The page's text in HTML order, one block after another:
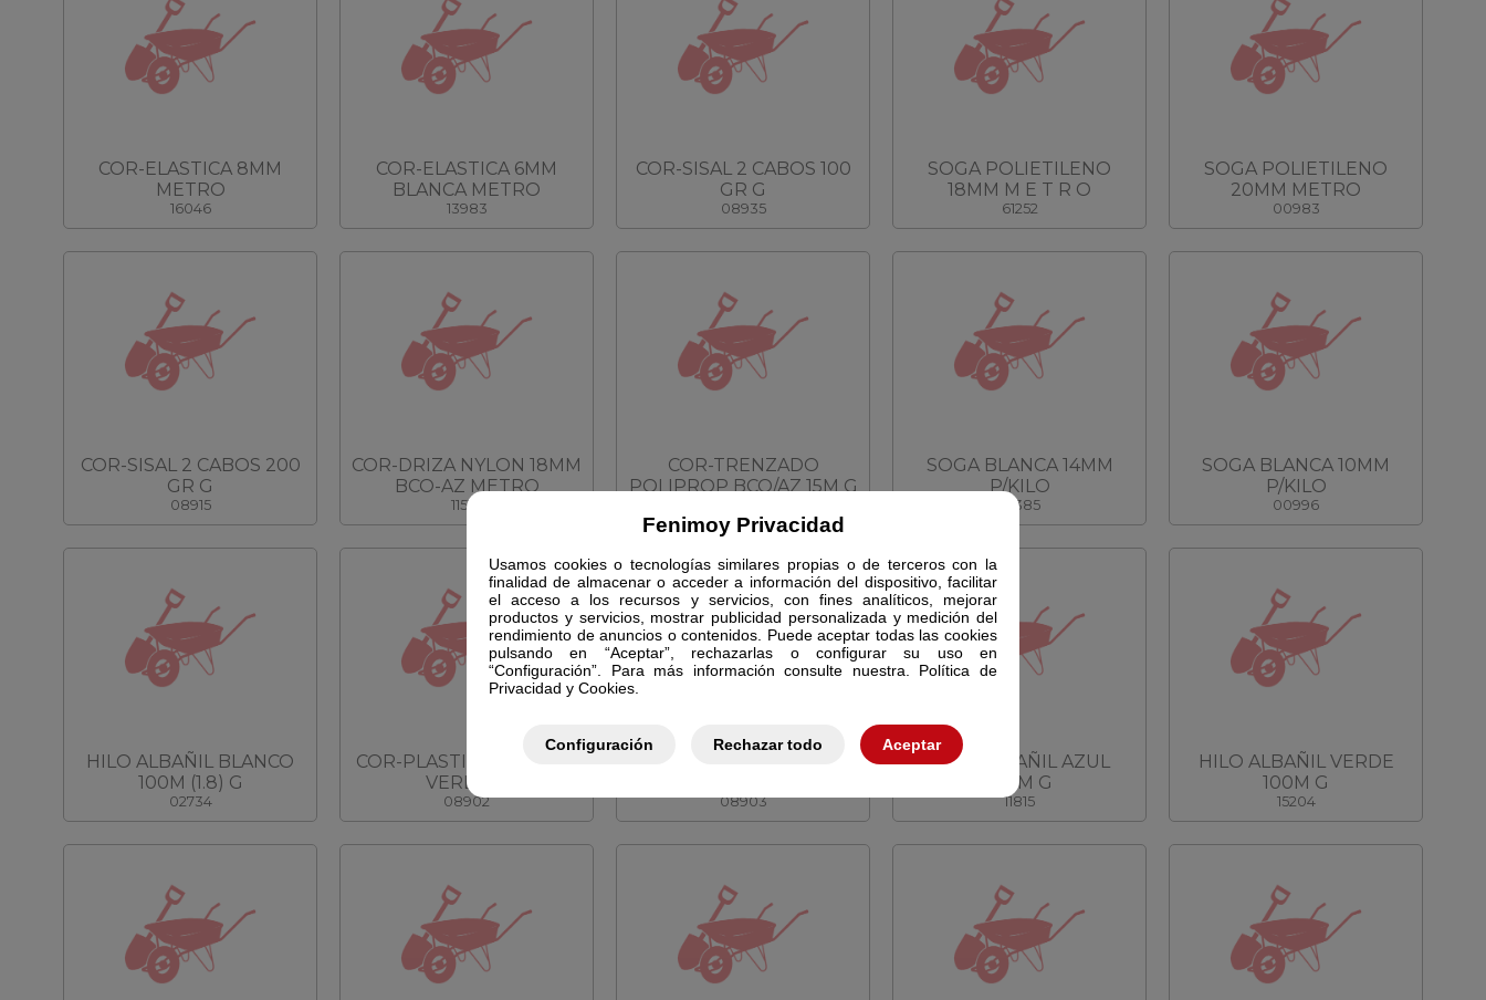
Fenimoy Privacidad
Usamos cookies o tecnologías similares propias o de terceros con la
finalidad de almacenar o acceder a información del dispositivo, facilitar
el acceso a los recursos y servicios, con fines analíticos, mejorar
productos y servicios, mostrar publicidad personalizada y medición del
rendimiento de anuncios o contenidos. Puede aceptar todas las cookies
pulsando en “Aceptar”, rechazarlas o configurar su uso en
“Configuración”. Para más información consulte nuestra. Política de
Privacidad y Cookies.
Configuración Rechazar todo Aceptar
COR-ELASTICA 8MM
METRO
16046
COR-ELASTICA 6MM
BLANCA METRO
13983
COR-SISAL 2 CABOS 100
GR G
08935
SOGA POLIETILENO
18MM M E T R O
61252
SOGA POLIETILENO
20MM METRO
00983
COR-SISAL 2 CABOS 200
GR G
08915
COR-DRIZA NYLON 18MM
BCO-AZ METRO
11575
COR-TRENZADO
POLIPROP BCO/AZ 15M G
SOGA BLANCA 14MM
P/KILO
10385
SOGA BLANCA 10MM
P/KILO
00996
HILO ALBAÑIL BLANCO
100M (1.8) G
02734
COR-PLASTIFICADO 10M
VERDE G
08902 08903
HILO ALBAÑIL AZUL
100M G
11815
HILO ALBAÑIL VERDE
100M G
15204